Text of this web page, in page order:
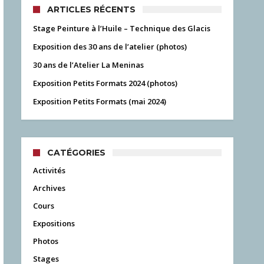
ARTICLES RÉCENTS
Stage Peinture à l’Huile – Technique des Glacis
Exposition des 30 ans de l’atelier (photos)
30 ans de l’Atelier La Meninas
Exposition Petits Formats 2024 (photos)
Exposition Petits Formats (mai 2024)
CATÉGORIES
Activités
Archives
Cours
Expositions
Photos
Stages